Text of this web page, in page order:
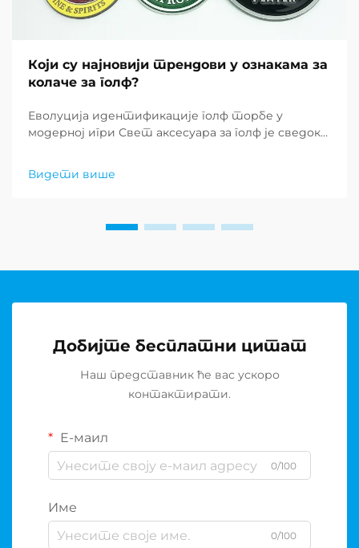
Који су најновији трендови у ознакама за
колаче за голф?
Еволуција идентификације голф торбе у
модерној игри Свет аксесуара за голф је сведок
које се појављују као практично потребност и
Видети више
Добијте бесплатни цитат
Наш представник ће вас ускоро
контактирати.
Е-маил
0/100
Име
0/100